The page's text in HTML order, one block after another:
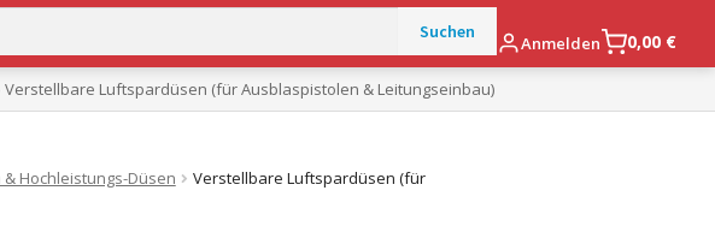
Anmelden 0,00 €
Verstellbare Luftspardüsen (für Ausblaspistolen & Leitungseinbau)
Hochleistungs-Düsen
Verstellbare Luftspardüsen (für